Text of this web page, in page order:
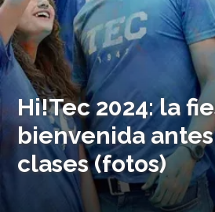
Hi!Tec 2024: la
bienvenida
clases (fotos)